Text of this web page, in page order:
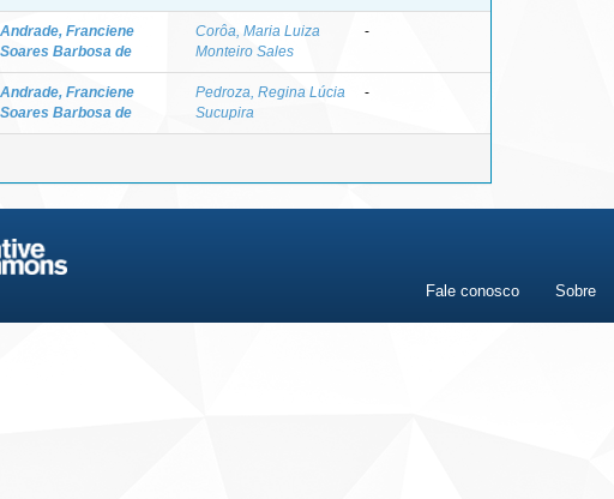
Andrade, Franciene
Soares Barbosa de
Corôa, Maria Luiza
Monteiro Sales
-
Andrade, Franciene
Soares Barbosa de
Pedroza, Regina Lúcia
Sucupira
-
Fale conosco Sobre